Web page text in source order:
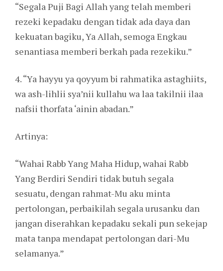
“Segala Puji Bagi Allah yang telah memberi
rezeki kepadaku dengan tidak ada daya dan
kekuatan bagiku, Ya Allah, semoga Engkau
senantiasa memberi berkah pada rezekiku.”
4. “Ya hayyu ya qoyyum bi rahmatika astaghiits,
wa ash-lihlii sya’nii kullahu wa laa takilnii ilaa
nafsii thorfata ‘ainin abadan.”
Artinya:
“Wahai Rabb Yang Maha Hidup, wahai Rabb
Yang Berdiri Sendiri tidak butuh segala
sesuatu, dengan rahmat-Mu aku minta
pertolongan, perbaikilah segala urusanku dan
jangan diserahkan kepadaku sekali pun sekejap
mata tanpa mendapat pertolongan dari-Mu
selamanya.”